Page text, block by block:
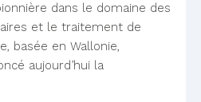
dans le domaine des
et le traitement de
basée en Wallonie,
aujourd’hui la